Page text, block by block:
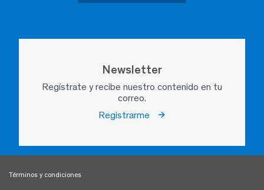
Newsletter
Regístrate y recibe nuestro contenido en tu
correo.
Registrarme
Términos y condiciones